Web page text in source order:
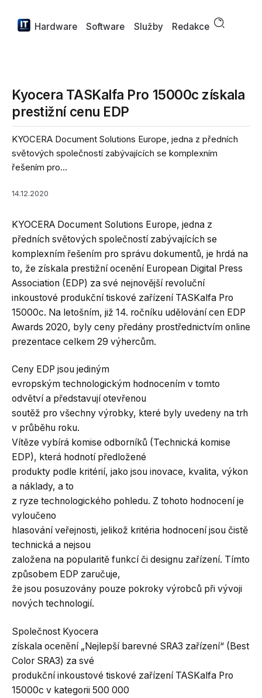
Hardware Software Služby Redakce
Kyocera TASKalfa Pro 15000c získala
prestižní cenu EDP
KYOCERA Document Solutions Europe, jedna z předních
světových společností zabývajících se komplexním
řešením pro...
14.12.2020
KYOCERA Document Solutions Europe, jedna z
předních světových společností zabývajících se
komplexním řešením pro správu dokumentů, je hrdá na
to, že získala prestižní ocenění European Digital Press
Association (EDP) za své nejnovější revoluční
inkoustové produkční tiskové zařízení TASKalfa Pro
15000c. Na letošním, již 14. ročníku udělování cen EDP
Awards 2020, byly ceny předány prostřednictvím online
prezentace celkem 29 výhercům.
Ceny EDP jsou jediným
evropským technologickým hodnocením v tomto
odvětví a představují otevřenou
soutěž pro všechny výrobky, které byly uvedeny na trh
v průběhu roku.
Vítěze vybírá komise odborníků (Technická komise
EDP), která hodnotí předložené
produkty podle kritérií, jako jsou inovace, kvalita, výkon
a náklady, a to
z ryze technologického pohledu. Z tohoto hodnocení je
vyloučeno
hlasování veřejnosti, jelikož kritéria hodnocení jsou čistě
technická a nejsou
založena na popularitě funkcí či designu zařízení. Tímto
způsobem EDP zaručuje,
že jsou posuzovány pouze pokroky výrobců při vývoji
nových technologií.
Společnost Kyocera
získala ocenění „Nejlepší barevné SRA3 zařízení“ (Best
Color SRA3) za své
produkční inkoustové tiskové zařízení TASKalfa Pro
15000c v kategorii 500 000